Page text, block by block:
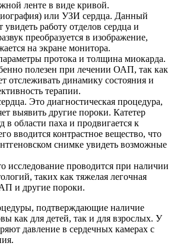
ленте в виде кривой.
или УЗИ сердца. Данный
увидеть работу отделов сердца и
преобразуется в изображение,
на экране монитора.
протока и толщина миокарда.
полезен при лечении ОАП, так как
отслеживать динамику состояния и
терапии.
Это диагностическая процедура,
выявить другие пороки. Катетер
в области паха и продвигается к
вводится контрастное вещество, что
снимке увидеть возможные
исследование проводится при наличии
таких как тяжелая легочная
и другие пороки.
подтверждающие наличие
как для детей, так и для взрослых. У
давление в сердечных камерах с